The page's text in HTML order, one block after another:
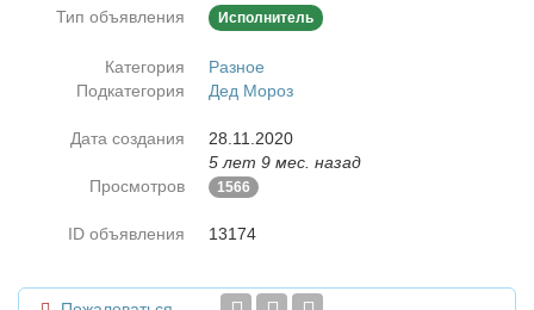
Тип объявления Исполнитель
Категория
Разное
Подкатегория
Дед Мороз
Дата создания
28.11.2020
5 лет 9 мес. назад
Просмотров
1566
ID объявления 13174